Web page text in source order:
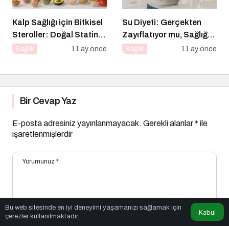
Kalp Sağlığı için Bitkisel
Steroller: Doğal Statin
Etkisi
Sağlık 11 ay önce
Su Diyeti: Gerçekten
Zayıflatıyor mu, Sağlığa
Zararları Ne?
Sağlık 11 ay önce
Bir Cevap Yaz
E-posta adresiniz yayınlanmayacak. Gerekli alanlar* ile
işaretlenmişlerdir
Yorumunuz *
Bu web sitesinde en iyi deneyimi yaşamanızı sağlamak için
çerezler kullanılmaktadır.
Kabul